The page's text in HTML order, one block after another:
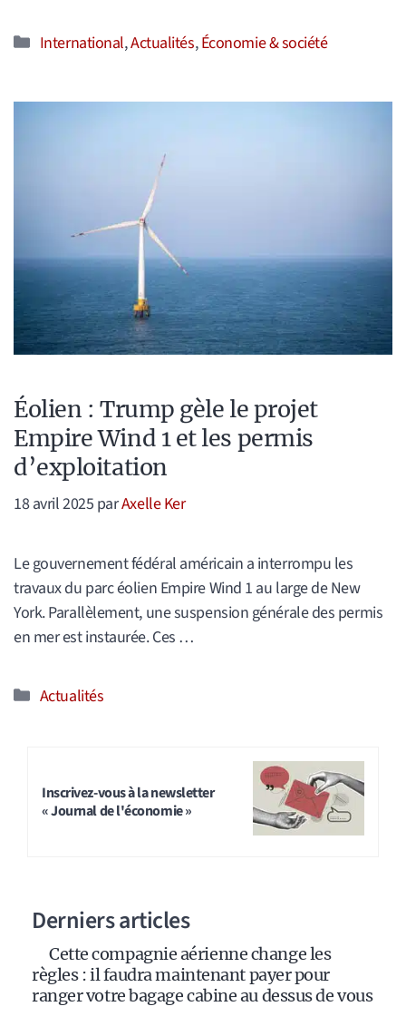
Catégories
International,Actualités,Économie & société
Éolien : Trump gèle le projet
Empire Wind 1 et les permis
d’exploitation
18 avril 2025 parAxelle Ker
Le gouvernement fédéral américain a interrompu les
travaux du parc éolien Empire Wind 1 au large de New
York. Parallèlement, une suspension générale des permis
en mer est instaurée. Ces …
Catégories
Actualités
Inscrivez-vous à la newsletter
« Journal de l'économie »
Derniers articles
Cette compagnie aérienne change les
règles : il faudra maintenant payer pour
ranger votre bagage cabine au dessus de vous